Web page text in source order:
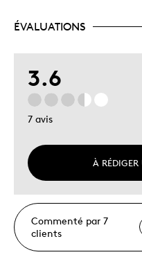
ÉVALUATIONS
3.6
7 avis
À
Commenté par 7
clients